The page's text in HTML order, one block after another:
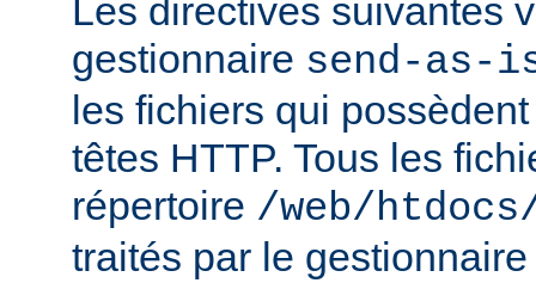
Les directives suivantes
gestionnaire send-as-
les fichiers qui
têtes HTTP. Tous les
répertoire /web/
traités par le